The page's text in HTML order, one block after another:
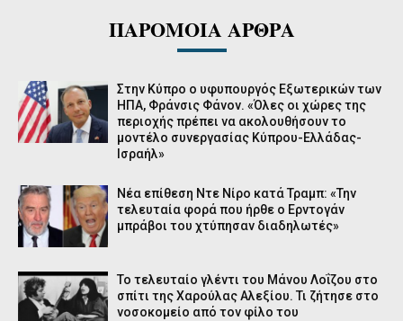
ΠΑΡΟΜΟΙΑ ΑΡΘΡΑ
Στην Κύπρο ο υφυπουργός Εξωτερικών των
ΗΠΑ, Φράνσις Φάνον. «Όλες οι χώρες της
περιοχής πρέπει να ακολουθήσουν το
μοντέλο συνεργασίας Κύπρου-Ελλάδας-
Ισραήλ»
Νέα επίθεση Ντε Νίρο κατά Τραμπ: «Την
τελευταία φορά που ήρθε ο Ερντογάν
μπράβοι του χτύπησαν διαδηλωτές»
Το τελευταίο γλέντι του Μάνου Λοΐζου στο
σπίτι της Χαρούλας Αλεξίου. Τι ζήτησε στο
νοσοκομείο από τον φίλο του